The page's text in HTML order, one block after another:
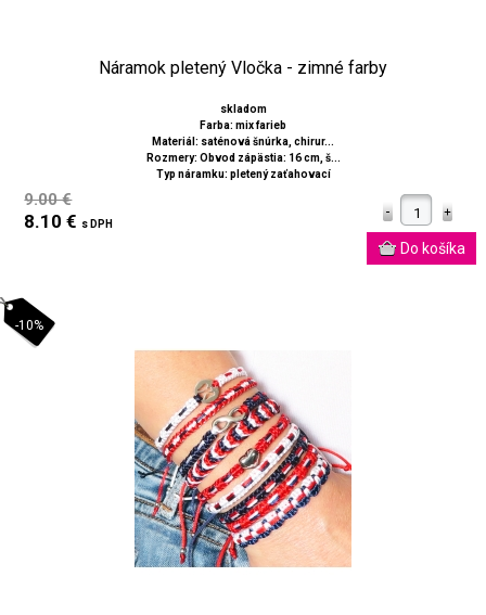
Náramok pletený Vločka - zimné farby
skladom
Farba: mix farieb
Materiál: saténová šnúrka, chirur...
Rozmery: Obvod zápästia: 16 cm, š...
Typ náramku: pletený zaťahovací
9.00 €
8.10 € s DPH
-10%